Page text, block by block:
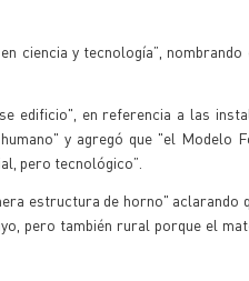
ciencia y tecnología”,
edificio", en referencia a las
y agregó que "el Modelo
pero tecnológico”.
estructura de horno" aclarando
pero también rural porque el